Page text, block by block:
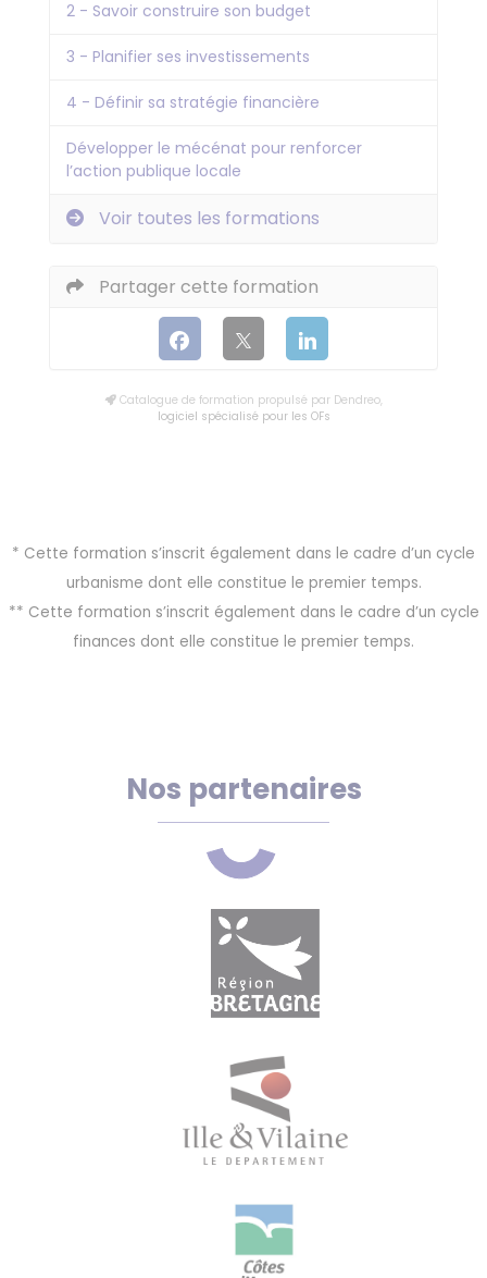
2 - Savoir construire son budget
3 - Planifier ses investissements
4 - Définir sa stratégie financière
Développer le mécénat pour renforcer
l’action publique locale
Voir toutes les formations
Partager cette formation
Catalogue de formation propulsé par Dendreo,
logiciel spécialisé pour les OFs
* Cette formation s’inscrit également dans le cadre d’un cycle
urbanisme dont elle constitue le premier temps.
** Cette formation s’inscrit également dans le cadre d’un cycle
finances dont elle constitue le premier temps.
Nos partenaires